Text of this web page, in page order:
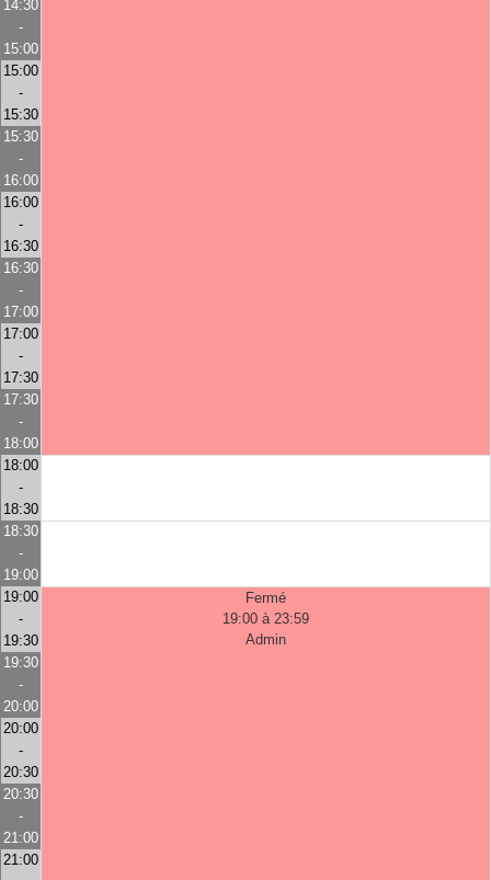
14:30
-
15:00
15:00
-
15:30
15:30
-
16:00
16:00
-
16:30
16:30
-
17:00
17:00
-
17:30
17:30
-
18:00
18:00
-
18:30
18:30
-
19:00
19:00
-
19:30
Fermé
19:00 à 23:59
Admin
19:30
-
20:00
20:00
-
20:30
20:30
-
21:00
21:00